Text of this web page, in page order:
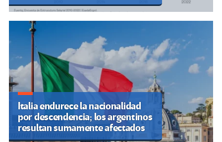
Italia endurece la nacionalidad
por descendencia; los argentinos
resultan sumamente afectados